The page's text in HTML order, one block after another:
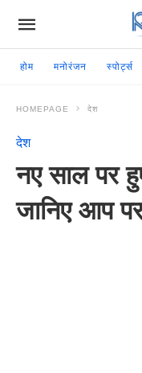
होम मनोरंजन स्पोर्ट्स
HOMEPAGE देश
देश
नए साल पर
जानिए आप